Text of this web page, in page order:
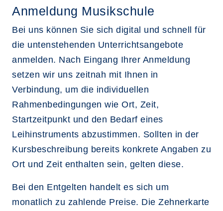
Anmeldung Musikschule
Bei uns können Sie sich digital und schnell für
die untenstehenden Unterrichtsangebote
anmelden. Nach Eingang Ihrer Anmeldung
setzen wir uns zeitnah mit Ihnen in
Verbindung, um die individuellen
Rahmenbedingungen wie Ort, Zeit,
Startzeitpunkt und den Bedarf eines
Leihinstruments abzustimmen. Sollten in der
Kursbeschreibung bereits konkrete Angaben zu
Ort und Zeit enthalten sein, gelten diese.
Bei den Entgelten handelt es sich um
monatlich zu zahlende Preise. Die Zehnerkarte